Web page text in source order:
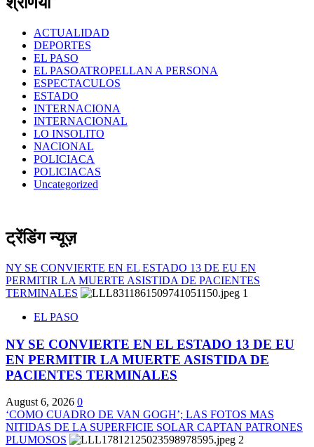
ACTUALIDAD
DEPORTES
EL PASO
EL PASOATROPELLAN A PERSONA
ESPECTACULOS
ESTADO
INTERNACIONA
INTERNACIONAL
LO INSOLITO
NACIONAL
POLICIACA
POLICIACAS
Uncategorized
ट्रेंडिंग न्यूज़
NY SE CONVIERTE EN EL ESTADO 13 DE EU EN
PERMITIR LA MUERTE ASISTIDA DE PACIENTES
TERMINALES
1
EL PASO
NY SE CONVIERTE EN EL ESTADO 13 DE EU
EN PERMITIR LA MUERTE ASISTIDA DE
PACIENTES TERMINALES
August 6, 2026 0
‘COMO CUADRO DE VAN GOGH’; LAS FOTOS MAS
NITIDAS DE LA SUPERFICIE SOLAR CAPTAN PATRONES
PLUMOSOS
2